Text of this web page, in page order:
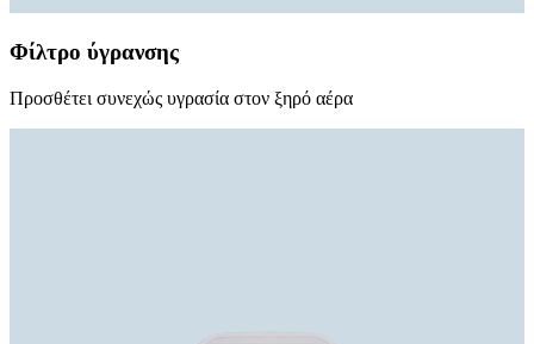
Φίλτρο ύγρανσης
Προσθέτει συνεχώς υγρασία στον ξηρό αέρα